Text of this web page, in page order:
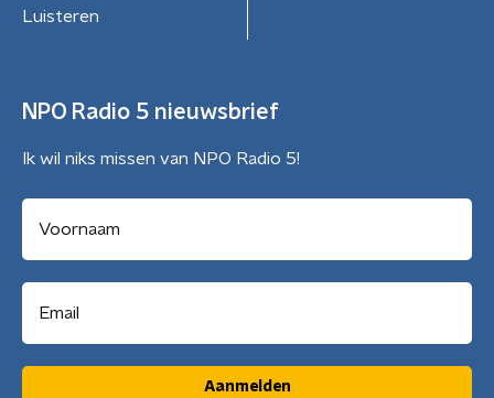
Luisteren
NPO Radio 5 nieuwsbrief
Ik wil niks missen van NPO Radio 5!
Aanmelden